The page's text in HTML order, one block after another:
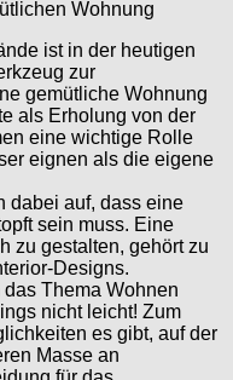
ist in der heutigen
zur
gemütliche Wohnung
als Erholung von der
eine wichtige Rolle
eignen als die eigene
dabei auf, dass eine
sein muss. Eine
zu gestalten, gehört zu
Designs.
Thema Wohnen
nicht leicht! Zum
es gibt, auf der
Masse an